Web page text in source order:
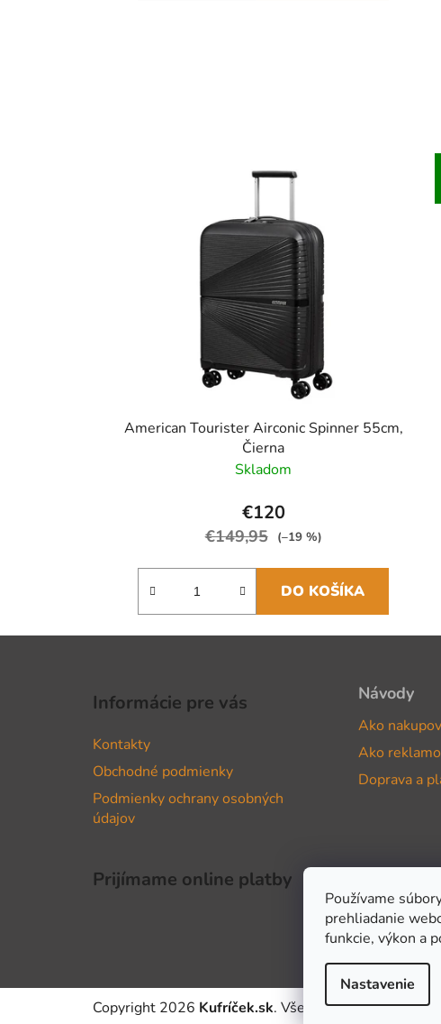
Používame
prehliadanie
funkcie, výkon a
Nastavenie
American Tourister Airconic Spinner 55cm,
Čierna
Skladom
€120
€149,95 (–19 %)
DO KOŠÍKA
Informácie pre vás
Kontakty
Obchodné podmienky
Podmienky ochrany osobných
údajov
Návody
Ako
Ako
Doprava a
Prijímame online platby
Copyright 2026 Kufríček.sk. Všetky práva vyhradené.